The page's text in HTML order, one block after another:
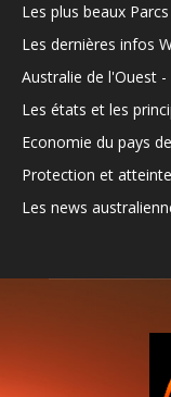
Les plus beaux
Les dernières infos
Australie de l'Ouest
Les états et les
Economie du pays
Protection et
Les news